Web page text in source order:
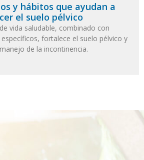
y hábitos que ayudan a
el suelo pélvico
vida saludable, combinado con
fortalece el suelo pélvico y
de la incontinencia.